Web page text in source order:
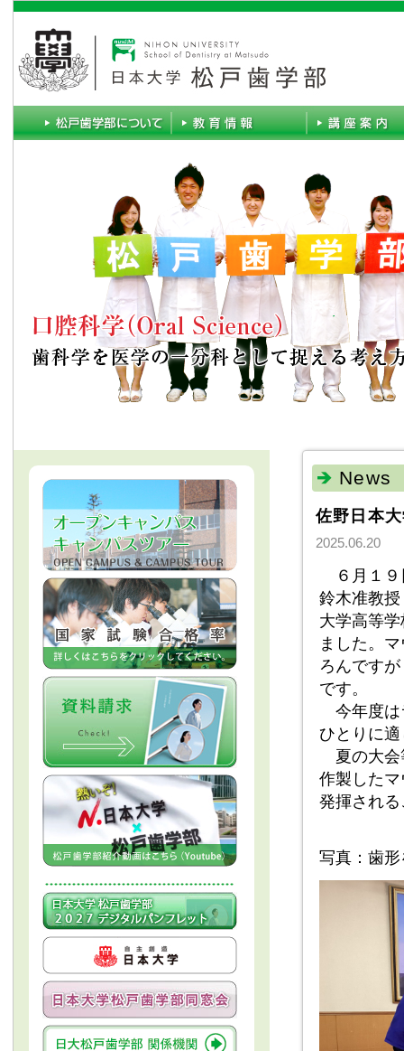
News
佐野日本
2025.06.20
６月１９
鈴木准教
大学高等
ました。
ろんです
です。
今年度は
ひとりに
夏の大会
作製した
発揮され
写真：歯